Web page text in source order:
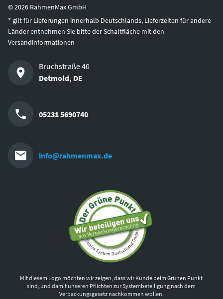
©2026 RahmenMax GmbH
* gilt für Lieferungen innerhalb Deutschlands, Lieferzeiten für andere
Länder entnehmen Sie bitte der Schaltfläche mit den
Versandinformationen
Bruchstraße 40
Detmold, DE
05231 5690740
info@rahmenmax.de
Mit diesem Logo möchten wir zeigen, dass wir Kunde beim Grünen Punkt
sind, und damit unseren Pflichten zur Systembeteiligung nach dem
Verpackungsgesetz nachkommen wollen.